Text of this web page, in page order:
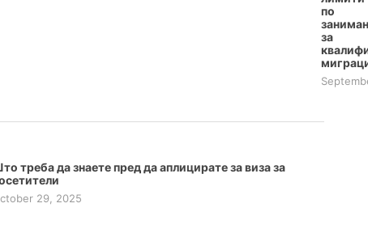
по
за
треба да знаете пред да аплицирате за виза за
29, 2025